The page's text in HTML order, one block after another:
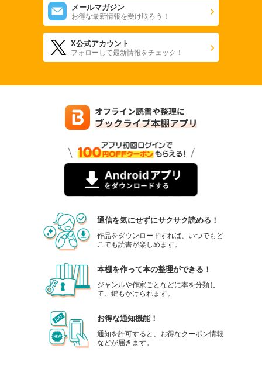
メールマガジン
お得な最新情報を受け取ろう！
X公式アカウント
フォローして最新情報をチェック！
通信を気にせずにサクサク読める！
作品をダウンロードすれば、いつでもど
こでも読書が楽しめます。
本棚を作って本の整理ができる！
ジャンルや作家ごとなどに本を分類し
て、鍵もかけられます。
お得な通知機能！
通知を許可すると、お得なクーポン情報
などが届きます。